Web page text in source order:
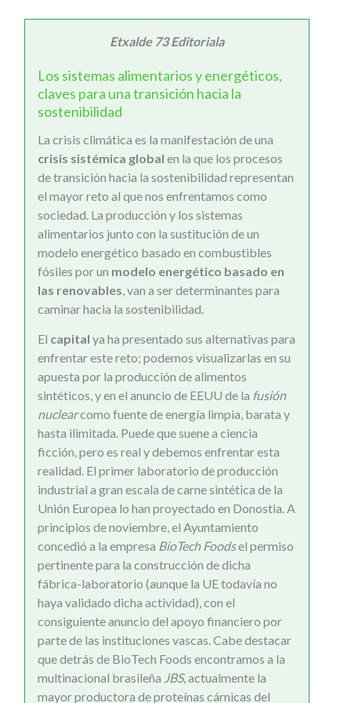
Etxalde 73 Editoriala
Los sistemas alimentarios y energéticos,
claves para una transición hacia la
sostenibilidad
La crisis climática es la manifestación de una
crisis sistémica global en la que los procesos
de transición hacia la sostenibilidad representan
el mayor reto al que nos enfrentamos como
sociedad. La producción y los sistemas
alimentarios junto con la sustitución de un
modelo energético basado en combustibles
fósiles por un modelo energético basado en
las renovables , van a ser determinantes para
caminar hacia la sostenibilidad.
El capital ya ha presentado sus alternativas para
enfrentar este reto; podemos visualizarlas en su
apuesta por la producción de alimentos
sintéticos, y en el anuncio de EEUU de la fusión
nuclearcomo fuente de energía limpia, barata y
hasta ilimitada. Puede que suene a ciencia
ficción, pero es real y debemos enfrentar esta
realidad. El primer laboratorio de producción
industrial a gran escala de carne sintética de la
Unión Europea lo han proyectado en Donostia. A
principios de noviembre, el Ayuntamiento
concedió a la empresa BioTech Foodsel permiso
pertinente para la construcción de dicha
fábrica-laboratorio (aunque la UE todavía no
haya validado dicha actividad), con el
consiguiente anuncio del apoyo financiero por
parte de las instituciones vascas. Cabe destacar
que detrás de BioTech Foods encontramos a la
multinacional brasileña JBS, actualmente la
mayor productora de proteínas cárnicas del